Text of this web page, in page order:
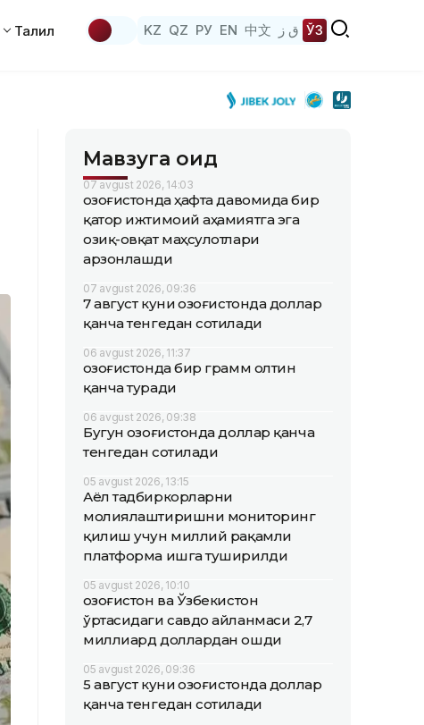
Таҳлил KZ QZ РУ EN 中文 ق ز ЎЗ
Мавзуга оид
07 avgust 2026, 14:03
Қозоғистонда ҳафта давомида бир
қатор ижтимоий аҳамиятга эга
озиқ-овқат маҳсулотлари
арзонлашди
07 avgust 2026, 09:36
7 август куни Қозоғистонда доллар
қанча тенгедан сотилади
06 avgust 2026, 11:37
Қозоғистонда бир грамм олтин
қанча туради
06 avgust 2026, 09:38
Бугун Қозоғистонда доллар қанча
тенгедан сотилади
05 avgust 2026, 13:15
Аёл тадбиркорларни
молиялаштиришни мониторинг
қилиш учун миллий рақамли
платформа ишга туширилди
05 avgust 2026, 10:10
Қозоғистон ва Ўзбекистон
ўртасидаги савдо айланмаси 2,7
миллиард доллардан ошди
05 avgust 2026, 09:36
5 август куни Қозоғистонда доллар
қанча тенгедан сотилади